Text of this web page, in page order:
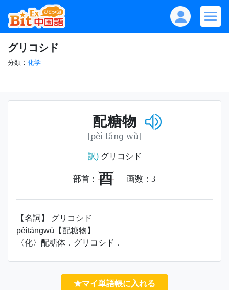
グリコシド
分類： 化学
配糖物
[pèi táng wù]
訳)グリコシド
部首： 酉 画数： 3
【名詞】 グリコシド
pèitángwù【配糖物】
〈化〉配糖体．グリコシド．
★マイ単語帳に入れる